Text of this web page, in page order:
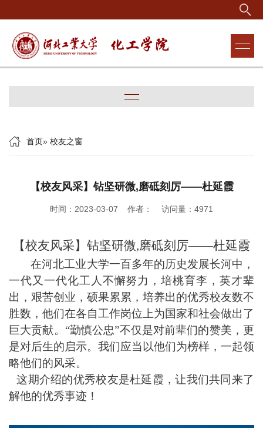
首页» 校友之窗
【校友风采】钻坚研微,磨砥刻厉——杜延霞
时间：2023-03-07 作者： 访问量： 4971
【校友风采】钻坚研微,磨砥刻厉——杜延霞
在河北工业大学一百多年的历史发展长河中，
一代又一代化工人不懈努力，培桃育李 ，英才辈
出，艰苦创业，硕果累累，培养出的优秀校友数不
胜数，他们在各自工作岗位上为国家和社会做出了
巨大贡献。“勤慎公忠”不仅是对前辈们的赞美，更
是对后生的启示。我们应当以他们为榜样，一起领
略他们的风采。
这期介绍的优秀校友是杜延霞，让我们共同来了
解他的优秀事迹！